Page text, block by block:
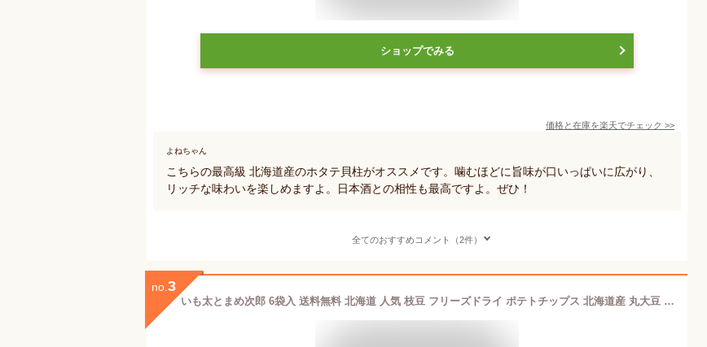
ショップでみる
価格と在庫を楽天でチェック >>
よねちゃん
こちらの最高級 北海道産のホタテ貝柱がオススメです。噛むほどに旨味が口いっぱいに広がり、
リッチな味わいを楽しめますよ。日本酒との相性も最高ですよ。ぜひ！
全てのおすすめコメント（2件）
no. 3
いも太とまめ次郎 6袋入 送料無料 北海道 人気 枝豆 フリーズドライ ポテトチップス 北海道産 丸大豆 しょうゆ おつまみ お土産 お菓子 母の日 父の日 敬老の日 誕生日 お祝い 内祝 ギフト ご当地